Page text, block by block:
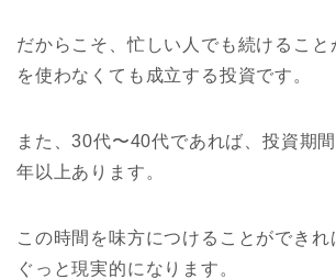
だからこそ、忙しい人でも続けること
を使わなくても成立する投資です。
また、30代〜40代であれば、投資期
年以上あります。
この時間を味方につけることができれ
ぐっと現実的になります。